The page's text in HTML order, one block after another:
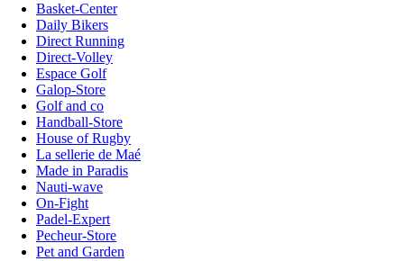
Basket-Center
Daily Bikers
Direct Running
Direct-Volley
Espace Golf
Galop-Store
Golf and co
Handball-Store
House of Rugby
La sellerie de Maé
Made in Paradis
Nauti-wave
On-Fight
Padel-Expert
Pecheur-Store
Pet and Garden